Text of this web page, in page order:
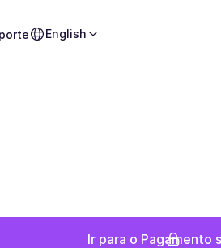
English
Ir para o Pagamento